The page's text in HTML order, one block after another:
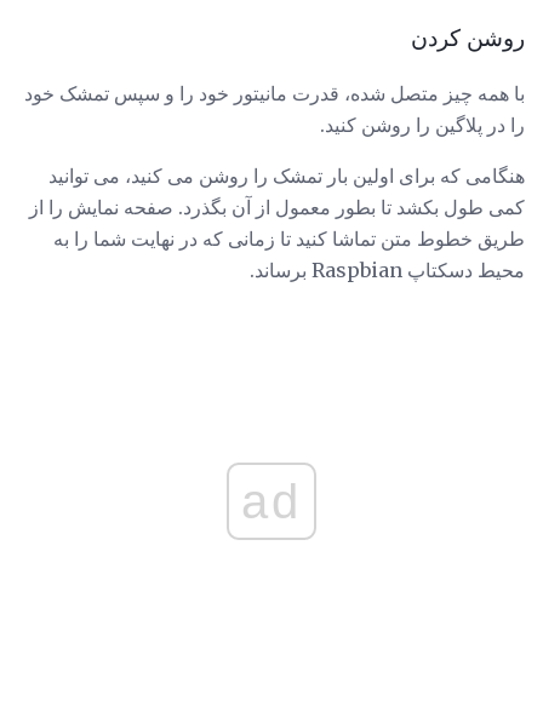
روشن کردن
با همه چیز متصل شده، قدرت مانیتور خود را و سپس تمشک خود
را در پلاگین را روشن کنید.
هنگامی که برای اولین بار تمشک را روشن می کنید، می توانید
کمی طول بکشد تا بطور معمول از آن بگذرد. صفحه نمایش را از
طریق خطوط متن تماشا کنید تا زمانی که در نهایت شما را به
محیط دسکتاپ Raspbian برساند.
ad